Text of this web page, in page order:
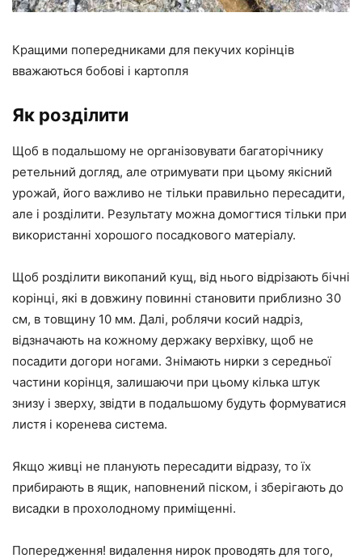
Кращими попередниками для пекучих корінців
вважаються бобові і картопля
Як розділити
Щоб в подальшому не організовувати багаторічнику
ретельний догляд, але отримувати при цьому якісний
урожай, його важливо не тільки правильно пересадити,
але і розділити. Результату можна домогтися тільки при
використанні хорошого посадкового матеріалу.
Щоб розділити викопаний кущ, від нього відрізають бічні
корінці, які в довжину повинні становити приблизно 30
см, в товщину 10 мм. Далі, роблячи косий надріз,
відзначають на кожному держаку верхівку, щоб не
посадити догори ногами. Знімають нирки з середньої
частини корінця, залишаючи при цьому кілька штук
знизу і зверху, звідти в подальшому будуть формуватися
листя і коренева система.
Якщо живці не планують пересадити відразу, то їх
прибирають в ящик, наповнений піском, і зберігають до
висадки в прохолодному приміщенні.
Попередження! видалення нирок проводять для того,